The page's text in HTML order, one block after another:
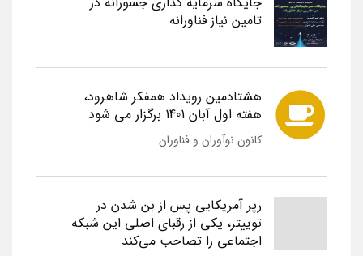
تامین نیاز فناورانه
هشتادمین رویداد همفکر شاهرود،
هفته اول آبان 1401 برگزار می شود
کانون نوآوران و فناوران
رپر آمریکایی پس از بن شدن در
توییتر، یکی از رقبای اصلی این شبکه
اجتماعی را تصاحب می‌کند